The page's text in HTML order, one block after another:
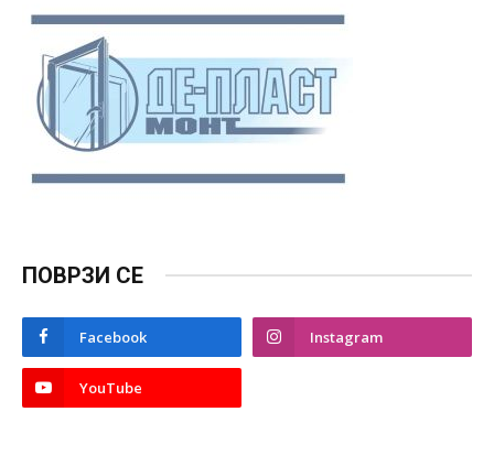
ПОВРЗИ СЕ
Facebook Instagram
YouTube